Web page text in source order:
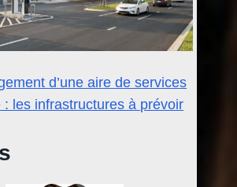
d’une aire de services
: les infrastructures à prévoir